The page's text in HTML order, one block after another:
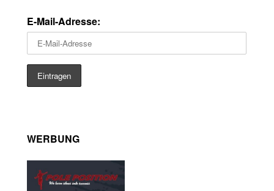
E-Mail-Adresse:
WERBUNG